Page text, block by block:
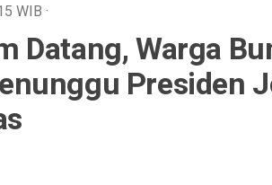
WIB ·
Datang, Warga
Presiden